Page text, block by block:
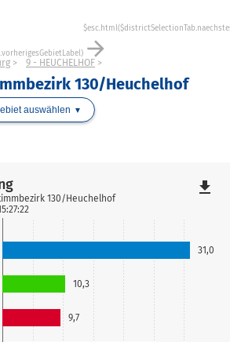
arrow_forward
9 - HEUCHELHOF
130/Heuchelhof
auswählen
31,0
10,3
9,7
130/Heuchelhof
file_download